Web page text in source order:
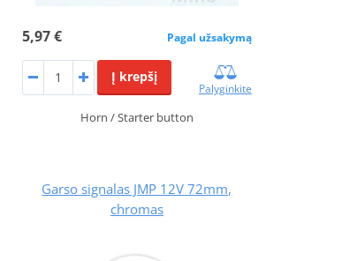
5,97 € Pagal užsakymą
Į krepšį
Palyginkite
Horn / Starter button
Garso signalas JMP 12V 72mm,
chromas